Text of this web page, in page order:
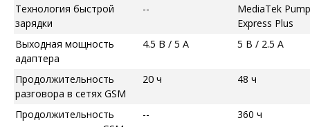
Технология быстрой
зарядки
--
MediaTek Pump
Express Plus
Выходная мощность
адаптера
4.5 В / 5 А 5 В / 2.5 А
Продолжительность
разговора в сетях GSM
20 ч 48 ч
Продолжительность
-- 360 ч